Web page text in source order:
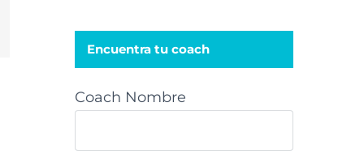
Encuentra tu coach
Coach Nombre